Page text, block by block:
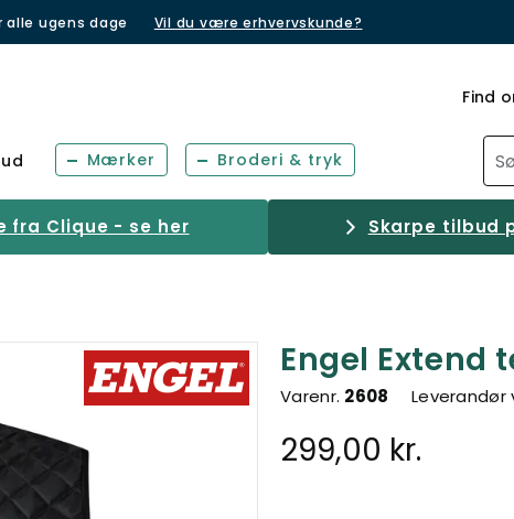
alle ugens dage Vil du være erhvervskunde?
Find
Mærker Broderi & tryk
Clique - se her Skarpe tilbud
Engel Extend
Varenr. 2608 Leverandør
299,00 kr.